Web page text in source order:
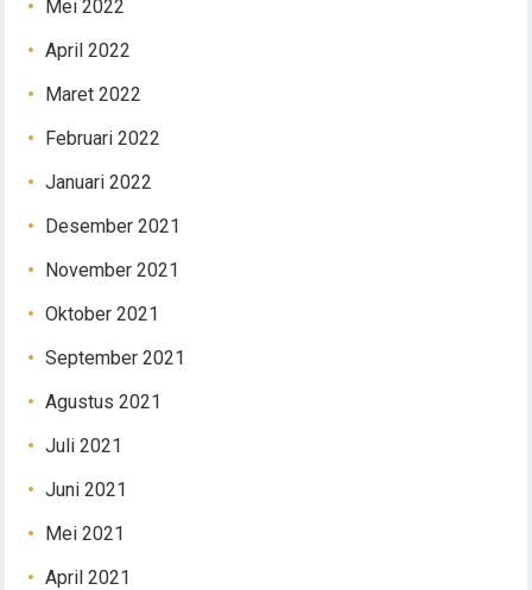
Mei 2022
April 2022
Maret 2022
Februari 2022
Januari 2022
Desember 2021
November 2021
Oktober 2021
September 2021
Agustus 2021
Juli 2021
Juni 2021
Mei 2021
April 2021